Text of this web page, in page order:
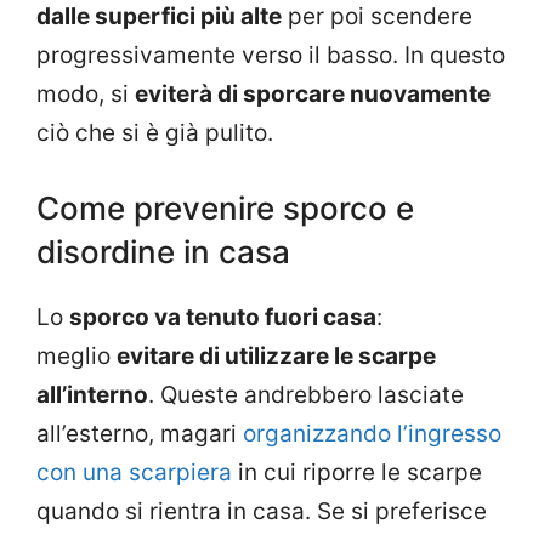
dalle superfici più alte per poi scendere
progressivamente verso il basso. In questo
modo, si eviterà di sporcare nuovamente
ciò che si è già pulito.
Come prevenire sporco e
disordine in casa
Lo sporco va tenuto fuori casa:
meglio evitare di utilizzare le scarpe
all’interno. Queste andrebbero lasciate
all’esterno, magari organizzando l’ingresso
con una scarpiera in cui riporre le scarpe
quando si rientra in casa. Se si preferisce